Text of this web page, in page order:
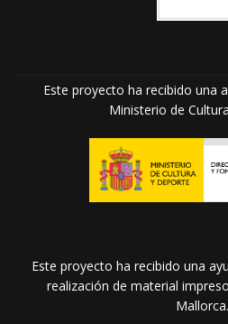
Este proyecto ha recibido una
Ministerio de
Este proyecto ha recibido una
realización de material
Mallorca.